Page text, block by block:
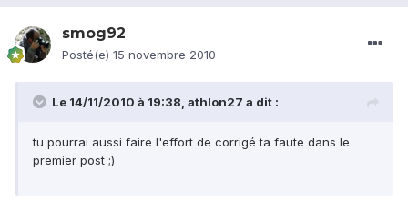
smog92
Posté(e) 15 novembre 2010
Le 14/11/2010 à 19:38, athlon27 a dit :
tu pourrai aussi faire l'effort de corrigé ta faute dans le
premier post ;)